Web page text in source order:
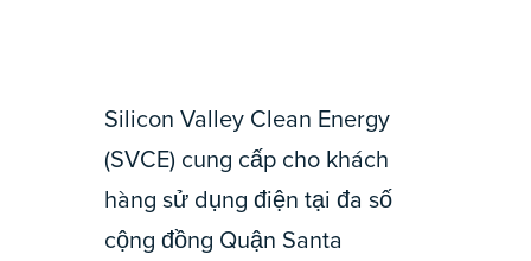
Silicon Valley Clean Energy
(SVCE) cung cấp cho khách
hàng sử dụng điện tại đa số
cộng đồng Quận Santa